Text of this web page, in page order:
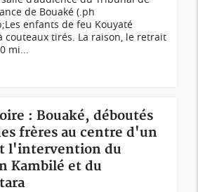
de Bouaké (.ph
enfants de feu Kouyaté
couteaux tirés. La raison, le retrait
mi...
: Bouaké, déboutés
frères au centre d'un
l'intervention du
Kambilé et du